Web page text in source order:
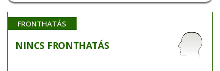
FRONTHATÁS
NINCS FRONTHATÁS